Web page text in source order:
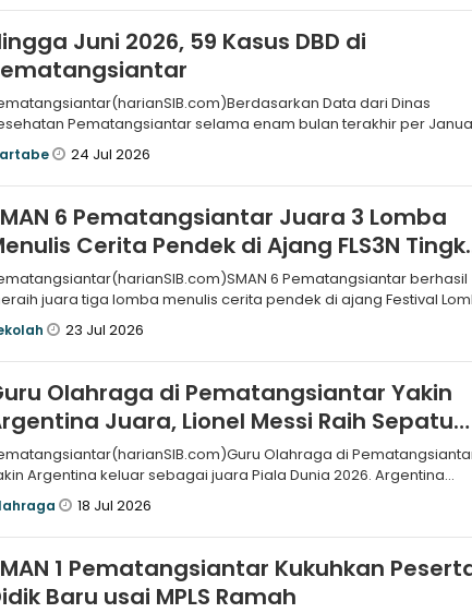
Juni 2026, 59 Kasus DBD di
Data dari Dinas
Pematangsiantar selama enam bulan terakhir per
dengan Jun
24 Jul 2026
6 Pematangsiantar Juara 3 Lomba
Cerita Pendek di Ajang FLS3N
Sumut
6 Pematangsiantar berhasil
juara tiga lomba menulis cerita pendek di ajang Festival
dan
23 Jul 2026
Olahraga di Pematangsiantar Yakin
Juara, Lionel Messi Raih Sepatu
Olahraga di
Argentina keluar sebagai juara Piala Dunia 2026. Argentina
Spa18 Jul 2026
1 Pematangsiantar Kukuhkan
Baru usai MPLS Ramah